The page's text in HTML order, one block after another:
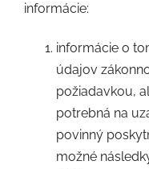
informácie:
informácie o
údajov
požiadavkou,
potrebná na
povinný
možné